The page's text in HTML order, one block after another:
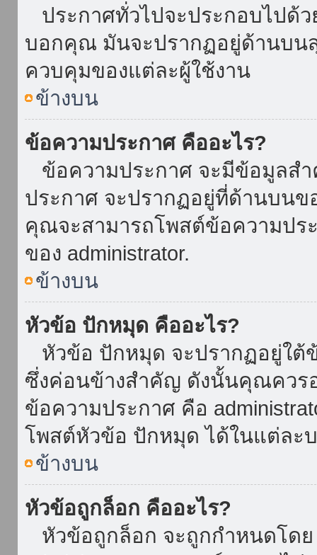
ประกาศทั่วไปจะประกอบไปด้
บอกคุณ มันจะปรากฏอยู่ด้านบน
ควบคุมของแต่ละผู้ใช้งาน
ข้างบน
ข้อความประกาศ คืออะไร?
ข้อความประกาศ จะมีข้อมูลส
ประกาศ จะปรากฏอยู่ที่ด้านบนข
คุณจะสามารถโพสต์ข้อความป
ของ administrator.
ข้างบน
หัวข้อ ปักหมุด คืออะไร?
หัวข้อ ปักหมุด จะปรากฏอยู่ใต้
ซึ่งค่อนข้างสำคัญ ดังนั้นคุณควร
ข้อความประกาศ คือ
โพสต์หัวข้อ ปักหมุด ได้ในแต่ละ
ข้างบน
หัวข้อถูกล็อก คืออะไร?
หัวข้อถูกล็อก จะถูกกำหนดโดย